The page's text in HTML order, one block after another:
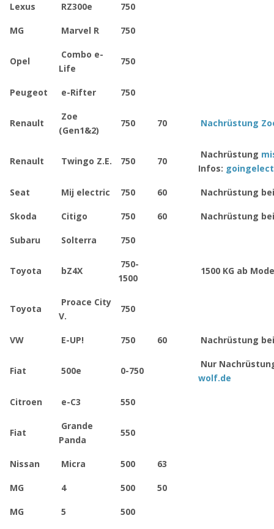
Lexus RZ300e 750
MG Marvel R 750
Opel
Combo e-
Life
750
Peugeot e-Rifter 750
Renault
Zoe
(Gen1&2)
750 70 Nachrüstung
Renault Twingo Z.E. 750 70
Nachrüstung
Infos:
Seat Mij electric 750 60 Nachrüstung
Skoda Citigo 750 60 Nachrüstung
Subaru Solterra 750
Toyota bZ4X
750-
1500
1500 KG ab
Toyota
Proace City
V.
750
VW E-UP! 750 60 Nachrüstung
Fiat 500e 0-750
Nur
wolf.de
Citroen e-C3 550
Fiat
Grande
Panda
550
Nissan Micra 500 63
MG 4 500 50
MG 5 500